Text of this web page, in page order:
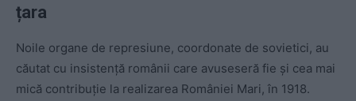
țara
Noile organe de represiune, coordonate de sovietici, au
căutat cu insistență românii care avuseseră fie și cea mai
mică contribuție la realizarea României Mari, în 1918.